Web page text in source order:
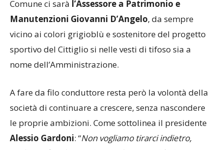
anche le istituzioni cittadine. A rappresentare il
Comune ci saràl’Assessore a Patrimonio e
ManutenzioniGiovanni D’Angelo, da sempre
vicino ai colori grigioblù e sostenitore del progetto
sportivo del Cittiglio si nelle vesti di tifoso sia a
A fare da filo conduttore resta però la volontà della
società di continuare a crescere, senza nascondere
le proprie ambizioni. Come sottolinea il presidente